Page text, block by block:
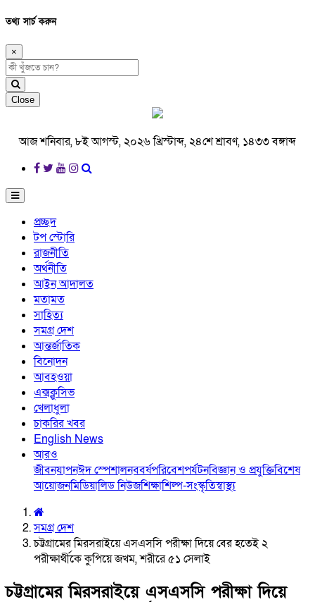
তথ্য সার্চ করুন
×
Close
আজ শনিবার, ৮ই আগস্ট, ২০২৬ খ্রিস্টাব্দ, ২৪শে শ্রাবণ, ১৪৩৩ বঙ্গাব্দ
প্রচ্ছদ
টপ স্টোরি
রাজনীতি
অর্থনীতি
আইন আদালত
মতামত
সাহিত্য
সমগ্র দেশ
আন্তর্জাতিক
বিনোদন
আবহওয়া
এক্সক্লুসিভ
খেলাধুলা
চাকরির খবর
English News
আরও
জীবনযাপনঈদ স্পেশালনববর্ষপরিবেশপর্যটনবিজ্ঞান ও প্রযুক্তিবিশেষ
আয়োজনমিডিয়ালিড নিউজশিক্ষাশিল্প-সংস্কৃতিস্বাস্থ্য
সমগ্র দেশ
চট্টগ্রামের মিরসরাইয়ে এসএসসি পরীক্ষা দিয়ে বের হতেই ২
পরীক্ষার্থীকে কুপিয়ে জখম, শরীরে ৫১ সেলাই
চট্টগ্রামের মিরসরাইয়ে এসএসসি পরীক্ষা দিয়ে